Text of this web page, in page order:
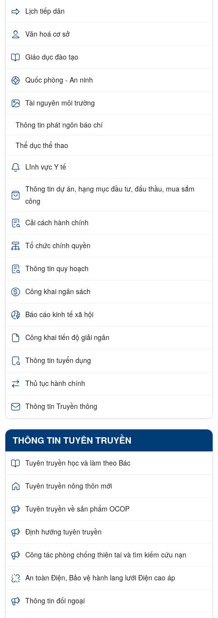
Lịch tiếp dân
Văn hoá cơ sở
Giáo dục đào tạo
Quốc phòng - An ninh
Tài nguyên môi trường
Thông tin phát ngôn báo chí
Thể dục thể thao
Lĩnh vực Y tế
Thông tin dự án, hạng mục đầu tư, đấu thầu, mua sắm
công
Cải cách hành chính
Tổ chức chính quyền
Thông tin quy hoạch
Công khai ngân sách
Báo cáo kinh tế xã hội
Công khai tiến độ giải ngân
Thông tin tuyển dụng
Thủ tục hành chính
Thông tin Truyền thông
THÔNG TIN TUYÊN TRUYỀN
Tuyên truyền học và làm theo Bác
Tuyên truyền nông thôn mới
Tuyên truyền về sản phẩm OCOP
Định hướng tuyên truyền
Công tác phòng chống thiên tai và tìm kiếm cứu nạn
An toàn Điện, Bảo vệ hành lang lưới Điện cao áp
Thông tin đối ngoại